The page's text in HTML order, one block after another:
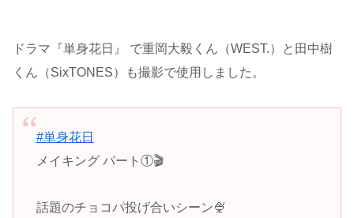
ドラマ『単身花日』 で重岡大毅くん（WEST.）と田中樹
くん（SixTONES）も撮影で使用しました。
#単身花日
メイキング パート①🎬
話題のチョコパ投げ合いシーン🍨